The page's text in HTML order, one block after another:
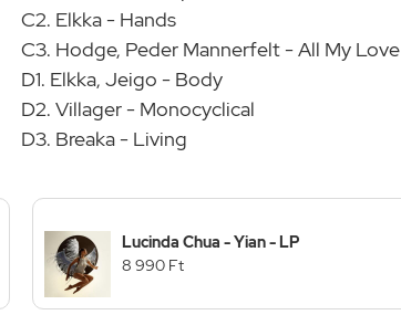
C2. Elkka - Hands
C3. Hodge, Peder Mannerfelt - All My Love
D1. Elkka, Jeigo - Body
D2. Villager - Monocyclical
D3. Breaka - Living
Lucinda Chua - Yian - LP
8 990 Ft